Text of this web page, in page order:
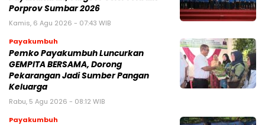
Porprov Sumbar 2026
Kamis, 6 Agu 2026 - 07:43 WIB
Payakumbuh
Pemko Payakumbuh Luncurkan
GEMPITA BERSAMA, Dorong
Pekarangan Jadi Sumber Pangan
Keluarga
Rabu, 5 Agu 2026 - 08:12 WIB
Payakumbuh